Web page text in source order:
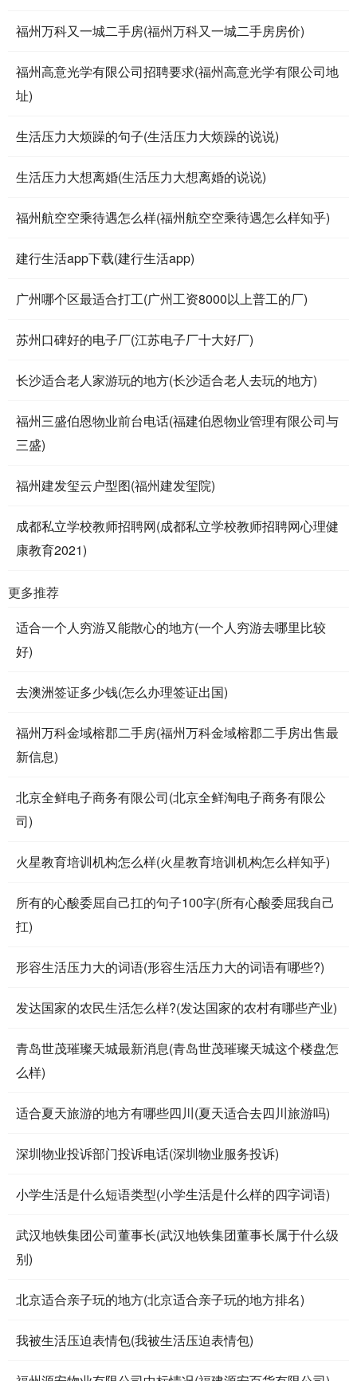
福州万科又一城二手房(福州万科又一城二手房房价)
福州高意光学有限公司招聘要求(福州高意光学有限公司地
址)
生活压力大烦躁的句子(生活压力大烦躁的说说)
生活压力大想离婚(生活压力大想离婚的说说)
福州航空空乘待遇怎么样(福州航空空乘待遇怎么样知乎)
建行生活app下载(建行生活app)
广州哪个区最适合打工(广州工资8000以上普工的厂)
苏州口碑好的电子厂(江苏电子厂十大好厂)
长沙适合老人家游玩的地方(长沙适合老人去玩的地方)
福州三盛伯恩物业前台电话(福建伯恩物业管理有限公司与
三盛)
福州建发玺云户型图(福州建发玺院)
成都私立学校教师招聘网(成都私立学校教师招聘网心理健
康教育2021)
更多推荐
适合一个人穷游又能散心的地方(一个人穷游去哪里比较
好)
去澳洲签证多少钱(怎么办理签证出国)
福州万科金域榕郡二手房(福州万科金域榕郡二手房出售最
新信息)
北京全鲜电子商务有限公司(北京全鲜淘电子商务有限公
司)
火星教育培训机构怎么样(火星教育培训机构怎么样知乎)
所有的心酸委屈自己扛的句子100字(所有心酸委屈我自己
扛)
形容生活压力大的词语(形容生活压力大的词语有哪些?)
发达国家的农民生活怎么样?(发达国家的农村有哪些产业)
青岛世茂璀璨天城最新消息(青岛世茂璀璨天城这个楼盘怎
么样)
适合夏天旅游的地方有哪些四川(夏天适合去四川旅游吗)
深圳物业投诉部门投诉电话(深圳物业服务投诉)
小学生活是什么短语类型(小学生活是什么样的四字词语)
武汉地铁集团公司董事长(武汉地铁集团董事长属于什么级
别)
北京适合亲子玩的地方(北京适合亲子玩的地方排名)
我被生活压迫表情包(我被生活压迫表情包)